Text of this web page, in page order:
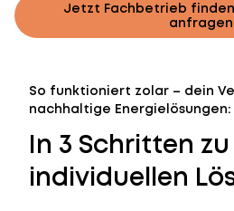
Jetzt Fachbetrieb
So funktioniert zolar – dein
nachhaltige Energielösungen:
In 3 Schritten
individuellen